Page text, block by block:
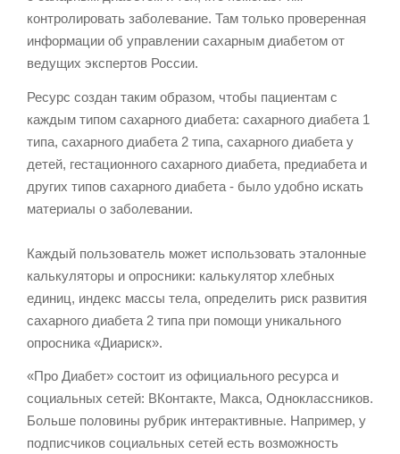
контролировать заболевание. Там только проверенная
информации об управлении сахарным диабетом от
ведущих экспертов России.
Ресурс создан таким образом, чтобы пациентам с
каждым типом сахарного диабета: сахарного диабета 1
типа, сахарного диабета 2 типа, сахарного диабета у
детей, гестационного сахарного диабета, предиабета и
других типов сахарного диабета - было удобно искать
материалы о заболевании.
Каждый пользователь может использовать эталонные
калькуляторы и опросники: калькулятор хлебных
единиц, индекс массы тела, определить риск развития
сахарного диабета 2 типа при помощи уникального
опросника «Диариск».
«Про Диабет» состоит из официального ресурса и
социальных сетей: ВКонтакте, Макса, Одноклассников.
Больше половины рубрик интерактивные. Например, у
подписчиков социальных сетей есть возможность